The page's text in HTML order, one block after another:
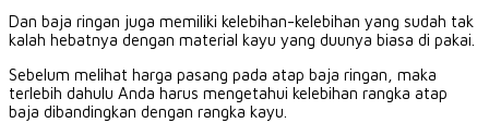
Dan baja ringan juga memiliki kelebihan-kelebihan yang sudah tak
kalah hebatnya dengan material kayu yang duunya biasa di pakai.
Sebelum melihat harga pasang pada atap baja ringan, maka
terlebih dahulu Anda harus mengetahui kelebihan rangka atap
baja dibandingkan dengan rangka kayu.